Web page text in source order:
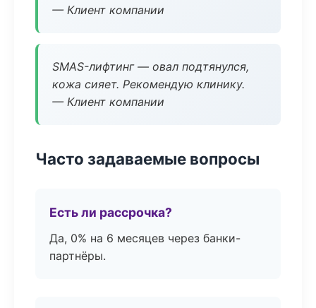
— Клиент компании
SMAS-лифтинг — овал подтянулся,
кожа сияет. Рекомендую клинику.
— Клиент компании
Часто задаваемые вопросы
Есть ли рассрочка?
Да, 0% на 6 месяцев через банки-
партнёры.